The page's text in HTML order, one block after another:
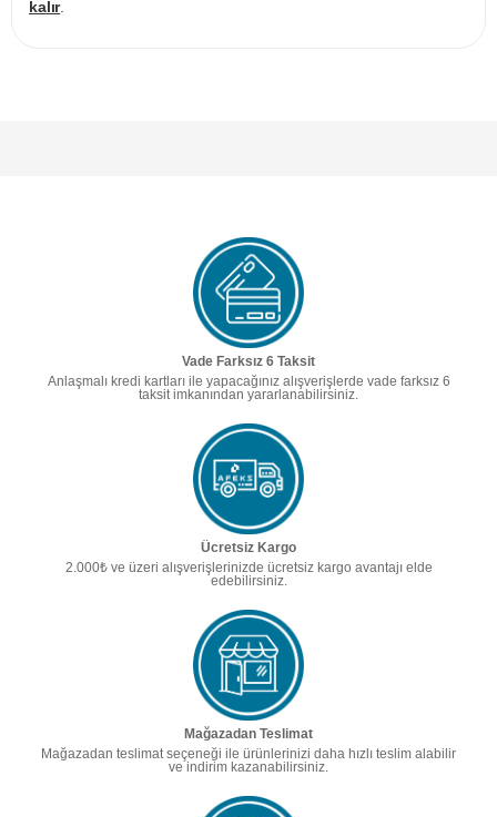
kalır.
Vade Farksız 6 Taksit
Anlaşmalı kredi kartları ile yapacağınız alışverişlerde vade farksız 6
taksit imkanından yararlanabilirsiniz.
Ücretsiz Kargo
2.000₺ ve üzeri alışverişlerinizde ücretsiz kargo avantajı elde
edebilirsiniz.
Mağazadan Teslimat
Mağazadan teslimat seçeneği ile ürünlerinizi daha hızlı teslim alabilir
ve indirim kazanabilirsiniz.